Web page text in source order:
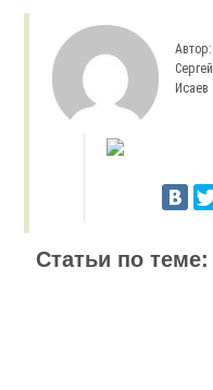
Автор:
Сергей
Исаев
Статьи по теме: